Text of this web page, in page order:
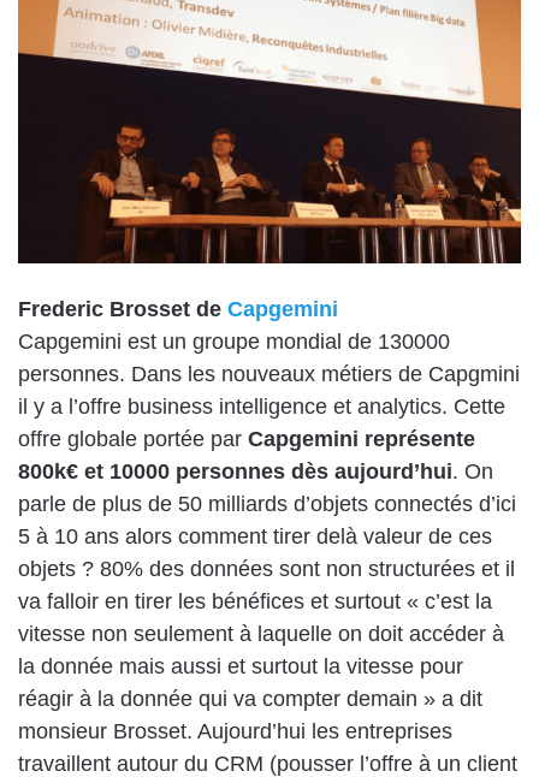
Frederic Brosset de Capgemini
Capgemini est un groupe mondial de 130000
personnes. Dans les nouveaux métiers de Capgmini
il y a l’offre business intelligence et analytics. Cette
offre globale portée par Capgemini représente
800k€ et 10000 personnes dès aujourd’hui. On
parle de plus de 50 milliards d’objets connectés d’ici
5 à 10 ans alors comment tirer delà valeur de ces
objets ? 80% des données sont non structurées et il
va falloir en tirer les bénéfices et surtout « c’est la
vitesse non seulement à laquelle on doit accéder à
la donnée mais aussi et surtout la vitesse pour
réagir à la donnée qui va compter demain » a dit
monsieur Brosset. Aujourd’hui les entreprises
travaillent autour du CRM (pousser l’offre à un client